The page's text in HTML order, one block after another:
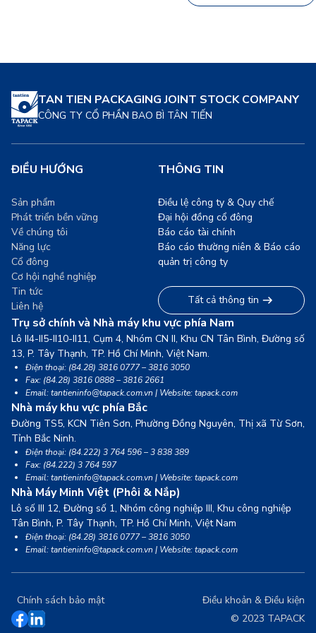
TAN TIEN PACKAGING JOINT STOCK COMPANY
CÔNG TY CỔ PHẦN BAO BÌ TÂN TIẾN
Trụ sở chính và Nhà máy khu vực phía Nam
Lô II4-II5-II10-II11, Cụm 4, Nhóm CN II, Khu CN Tân Bình, Đường số
13, P. Tây Thạnh, TP. Hồ Chí Minh, Việt Nam.
Điện thoại: (84.28) 3816 0777 – 3816 3050
Fax: (84.28) 3816 0888 – 3816 2661
Email: tantieninfo@tapack.com.vn | Website: tapack.com
Nhà máy khu vực phía Bắc
Đường TS5, KCN Tiên Sơn, Phường Đồng Nguyên, Thị xã Từ Sơn,
Tỉnh Bắc Ninh.
Điện thoại: (84.222) 3 764 596 – 3 838 389
Fax: (84.222) 3 764 597
Email: tantieninfo@tapack.com.vn | Website: tapack.com
Nhà Máy Minh Việt (Phôi & Nắp)
Lô số III 12, Đường số 1, Nhóm công nghiệp III, Khu công nghiệp
Tân Bình, P. Tây Thạnh, TP. Hồ Chí Minh, Việt Nam
Điện thoại: (84.28) 3816 0777 – 3816 3050
Email: tantieninfo@tapack.com.vn | Website: tapack.com
ĐIỀU HƯỚNG
Sản phẩm
Phát triển bền vững
Về chúng tôi
Năng lực
Cổ đông
Cơ hội nghề nghiệp
Tin tức
Liên hệ
THÔNG TIN
Điều lệ công ty & Quy chế
Đại hội đồng cổ đông
Báo cáo tài chính
Báo cáo thường niên & Báo cáo
quản trị công ty
Tất cả thông tin
© 2023 TAPACK
Chính sách bảo mật Điều khoản & Điều kiện